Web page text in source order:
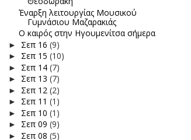
Έναρξη λειτουργίας Μουσικού
Γυμνάσιου Μαζαρακιάς
Ο καιρός στην Ηγουμενίτσα σήμερα
► Σεπ 16 (9)
► Σεπ 15 (10)
► Σεπ 14 (7)
► Σεπ 13 (7)
► Σεπ 12 (2)
► Σεπ 11 (1)
► Σεπ 10 (1)
► Σεπ 09 (9)
► Σεπ 08 (5)